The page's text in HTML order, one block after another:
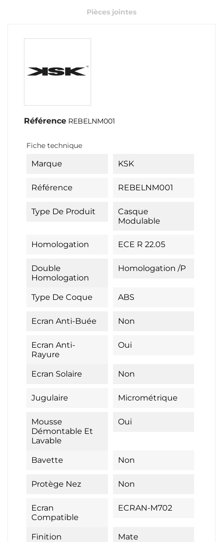
Pièces jointes
Référence REBELNM001
Fiche technique
Marque KSK
Référence REBELNM001
Type De Produit
Casque
Modulable
Homologation ECE R 22.05
Double
Homologation
Homologation /P
Type De Coque ABS
Ecran Anti-Buée Non
Ecran Anti-
Rayure
Oui
Ecran Solaire Non
Jugulaire Micrométrique
Mousse
Démontable Et
Lavable
Oui
Bavette Non
Protège Nez Non
Ecran
Compatible
ECRAN-M702
Finition Mate